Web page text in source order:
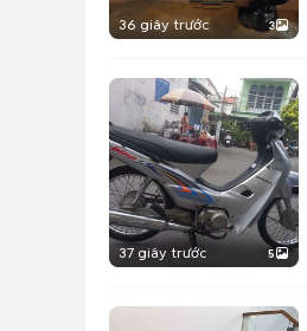
36 giây trước 3
37 giây trước 5